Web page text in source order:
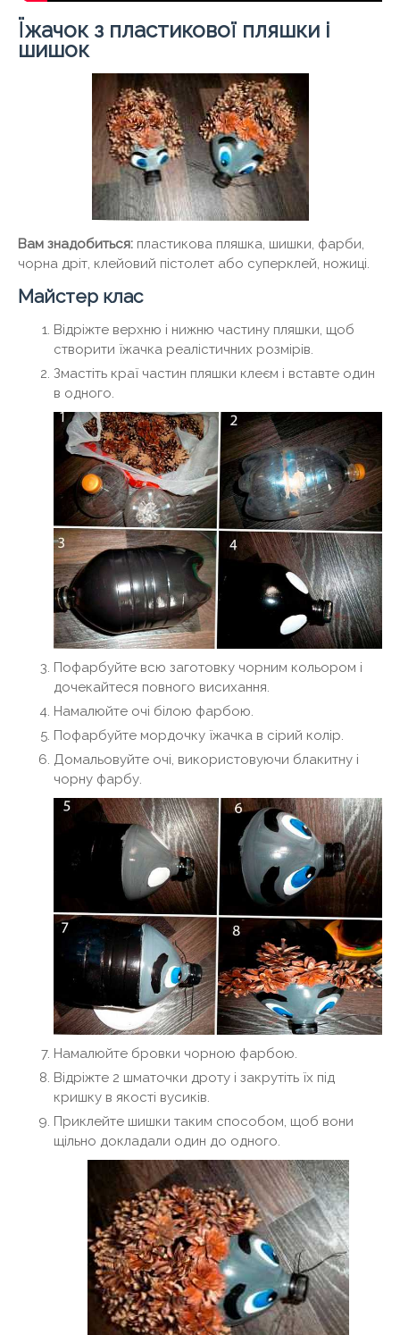
Їжачок з пластикової пляшки і
шишок
Вам знадобиться: пластикова пляшка, шишки, фарби,
чорна дріт, клейовий пістолет або суперклей, ножиці.
Майстер клас
Відріжте верхню і нижню частину пляшки, щоб
створити їжачка реалістичних розмірів.
Змастіть краї частин пляшки клеєм і вставте один
в одного.
Пофарбуйте всю заготовку чорним кольором і
дочекайтеся повного висихання.
Намалюйте очі білою фарбою.
Пофарбуйте мордочку їжачка в сірий колір.
Домальовуйте очі, використовуючи блакитну і
чорну фарбу.
Намалюйте бровки чорною фарбою.
Відріжте 2 шматочки дроту і закрутіть їх під
кришку в якості вусиків.
Приклейте шишки таким способом, щоб вони
щільно докладали один до одного.